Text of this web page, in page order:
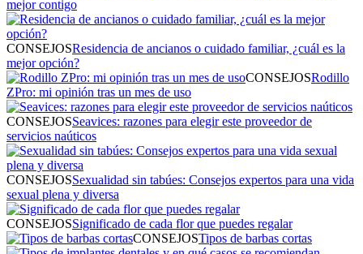
mejor contigo
CONSEJOSResidencia de ancianos o cuidado familiar, ¿cuál es la
mejor opción?
CONSEJOSRodillo
ZPro: mi opinión tras un mes de uso
CONSEJOSSeavices: razones para elegir este proveedor de
servicios naúticos
CONSEJOSSexualidad sin tabúes: Consejos expertos para una vida
sexual plena y diversa
CONSEJOSSignificado de cada flor que puedes regalar
CONSEJOSTipos de barbas cortas